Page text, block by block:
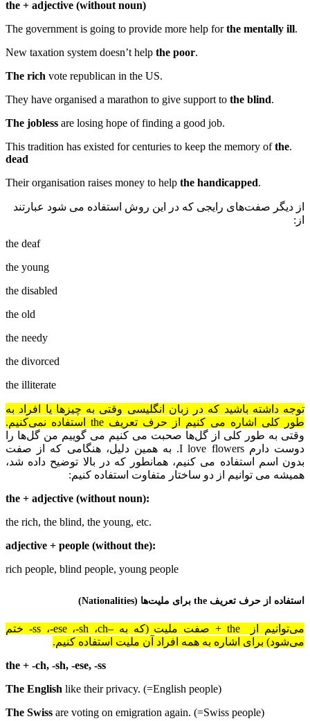
the + adjective (without noun)
.The government is going to provide more help for
the mentally ill
.New taxation system doesn’t help
the poor
.
The rich vote republican in the US
.They have organised a marathon to give support to
the blind
.
The jobless are losing hope of finding a good job
.This tradition has existed for centuries to keep the memory of
the
dead
.Their organisation raises money to help
the handicapped
از دیگر صفت‌های رایجی که در این روش استفاده می شود عبارتند
از:
the deaf
the young
the disabled
the old
the needy
the divorced
the illiterate
توجه داشته باشید که در زبان انگلیسی وقتی به چیزها یا افراد به
طور کلی اشاره می کنیم از حرف تعریف the استفاده نمی‌کنیم.
وقتی به طور کلی از گل‌ها صحبت می کنیم می گوییم من گل‌ها را
دوست دارمI love flowers. به همین دلیل، هنگامی که از صفت
بدون اسم استفاده می کنیم، همانطور که در بالا توضیح داده شد،
همیشه می توانیم از دو ساختار متفاوت استفاده کنیم:
:the + adjective (without noun)
.the rich, the blind, the young, etc
:adjective + people (without the)
rich people, blind people, young people
استفاده از حرف تعریف the برای ملیت‌ها (Nationalities
)
می‌توانیم از the + صفت ملیت (که به –ch، -sh،-ese،-ss ختم
می‌شود) برای اشاره به همه افراد آن ملیت استفاده کنیم.
the + -ch, -sh, -ese, -ss
The English like their privacy. (=English people)
The Swiss are voting on emigration again. (=Swiss people)